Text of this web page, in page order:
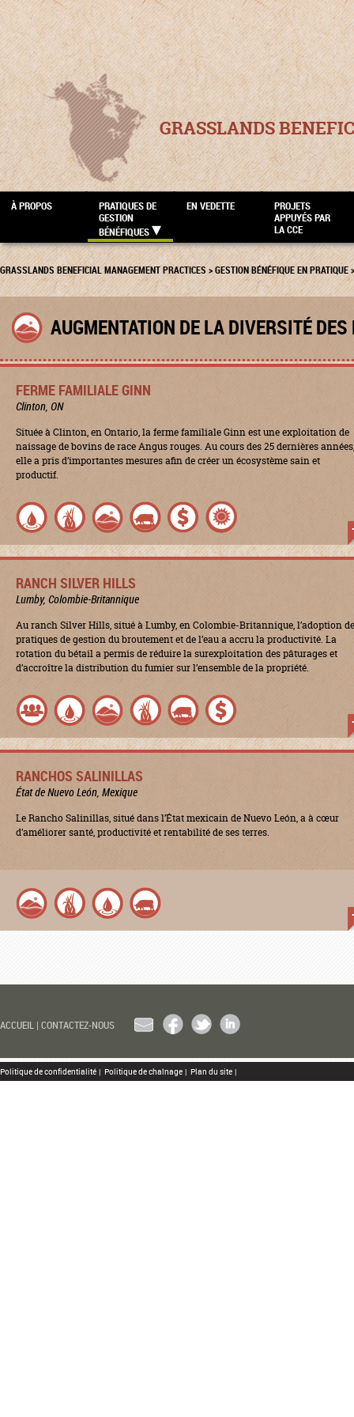
GRASSLANDS
À PROPOS
PRATIQUES DE
GESTION
BÉNÉFIQUES
EN VEDETTE
PROJETS
APPUYÉS PAR
LA CCE
GRASSLANDS BENEFICIAL MANAGEMENT PRACTICES>GESTION BÉNÉFIQUE EN PRATIQUE
AUGMENTATION DE LA DIVERSITÉ
FERME FAMILIALE GINN
Clinton, ON
Située à Clinton, en Ontario, la ferme familiale Ginn est une exploitation de
naissage de bovins de race Angus rouges. Au cours des 25 dernières années,
elle a pris d’importantes mesures afin de créer un écosystème sain et
productif.
RANCH SILVER HILLS
Lumby, Colombie-Britannique
Au ranch Silver Hills, situé à Lumby, en Colombie-Britannique, l’adoption de
pratiques de gestion du broutement et de l’eau a accru la productivité. La
rotation du bétail a permis de réduire la surexploitation des pâturages et
d’accroître la distribution du fumier sur l’ensemble de la propriété.
RANCHOS SALINILLAS
État de Nuevo León, Mexique
Le Rancho Salinillas, situé dans l’État mexicain de Nuevo León, a à cœur
d’améliorer santé, productivité et rentabilité de ses terres.
ACCUEIL | CONTACTEZ-NOUS
Politique de confidentialité | Politique de chaînage | Plan du site |